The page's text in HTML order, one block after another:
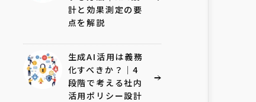
計と効果測定の要
点を解説
生成AI活用は義務
化すべきか？｜4
段階で考える社内
活用ポリシー設計